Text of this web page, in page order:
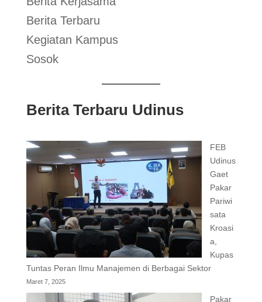
Berita Terbaru
Kegiatan Kampus
Sosok
Berita Terbaru Udinus
FEB
Udinus
Gaet
Pakar
Pariwi
sata
Kroasi
a,
Kupas
Tuntas Peran Ilmu Manajemen di Berbagai Sektor
Maret 7, 2025
Pakar